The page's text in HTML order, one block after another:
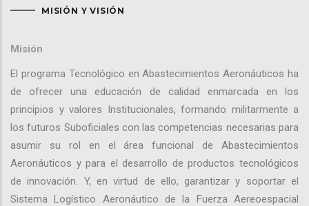
MISIÓN Y VISIÓN
Misión
El programa Tecnológico en Abastecimientos Aeronáuticos ha
de ofrecer una educación de calidad enmarcada en los
principios y valores Institucionales, formando militarmente a
los futuros Suboficiales con las competencias necesarias para
asumir su rol en el área funcional de Abastecimientos
Aeronáuticos y para el desarrollo de productos tecnológicos
de innovación. Y, en virtud de ello, garantizar y soportar el
Sistema Logístico Aeronáutico de la Fuerza Aereoespacial